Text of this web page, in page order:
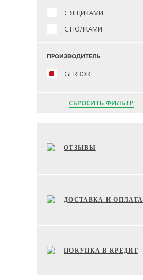
С ЯЩИКАМИ
С ПОЛКАМИ
ПРОИЗВОДИТЕЛЬ
GERBOR
СБРОСИТЬ ФИЛЬТР
ОТЗЫВЫ
ДОСТАВКА И ОПЛАТА
ПОКУПКА В КРЕДИТ